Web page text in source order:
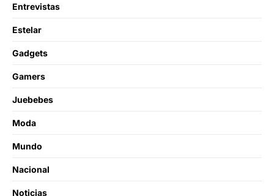
Entrevistas
Estelar
Gadgets
Gamers
Juebebes
Moda
Mundo
Nacional
Noticias